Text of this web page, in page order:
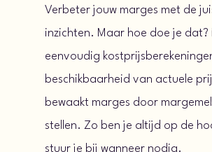
Verbeter jouw marges met de
inzichten. Maar hoe doe je dat?
eenvoudig
beschikbaarheid van actuele
bewaakt marges door
stellen. Zo ben je altijd op de
stuur je bij wanneer nodig.